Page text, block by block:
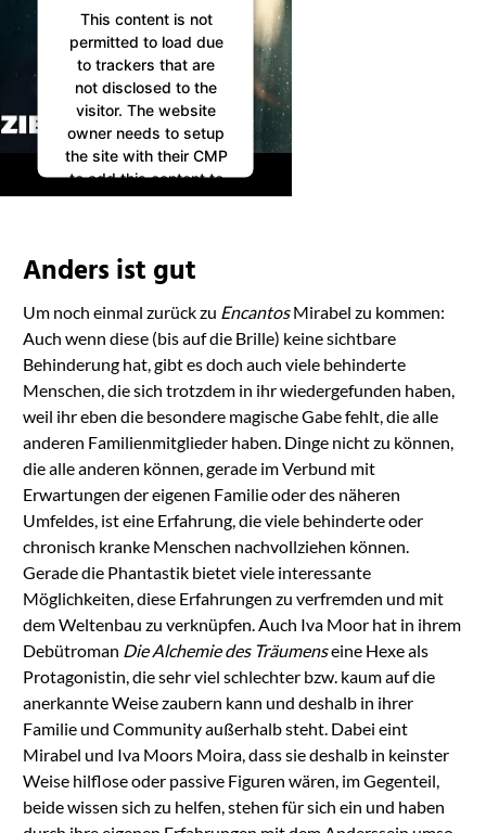
This content is not
permitted to load due
to trackers that are
not disclosed to the
visitor. The website
owner needs to setup
the site with their CMP
to add this content to
the list of technologies
Usercentrics Consent
Platform
Anders ist gut
Um noch einmal zurück zu EncantosMirabel zu kommen:
Auch wenn diese (bis auf die Brille) keine sichtbare
Behinderung hat, gibt es doch auch viele behinderte
Menschen, die sich trotzdem in ihr wiedergefunden haben,
weil ihr eben die besondere magische Gabe fehlt, die alle
anderen Familienmitglieder haben. Dinge nicht zu können,
die alle anderen können, gerade im Verbund mit
Erwartungen der eigenen Familie oder des näheren
Umfeldes, ist eine Erfahrung, die viele behinderte oder
chronisch kranke Menschen nachvollziehen können.
Gerade die Phantastik bietet viele interessante
Möglichkeiten, diese Erfahrungen zu verfremden und mit
dem Weltenbau zu verknüpfen. Auch Iva Moor hat in ihrem
Debütroman Die Alchemie des Träumenseine Hexe als
Protagonistin, die sehr viel schlechter bzw. kaum auf die
anerkannte Weise zaubern kann und deshalb in ihrer
Familie und Community außerhalb steht. Dabei eint
Mirabel und Iva Moors Moira, dass sie deshalb in keinster
Weise hilflose oder passive Figuren wären, im Gegenteil,
beide wissen sich zu helfen, stehen für sich ein und haben